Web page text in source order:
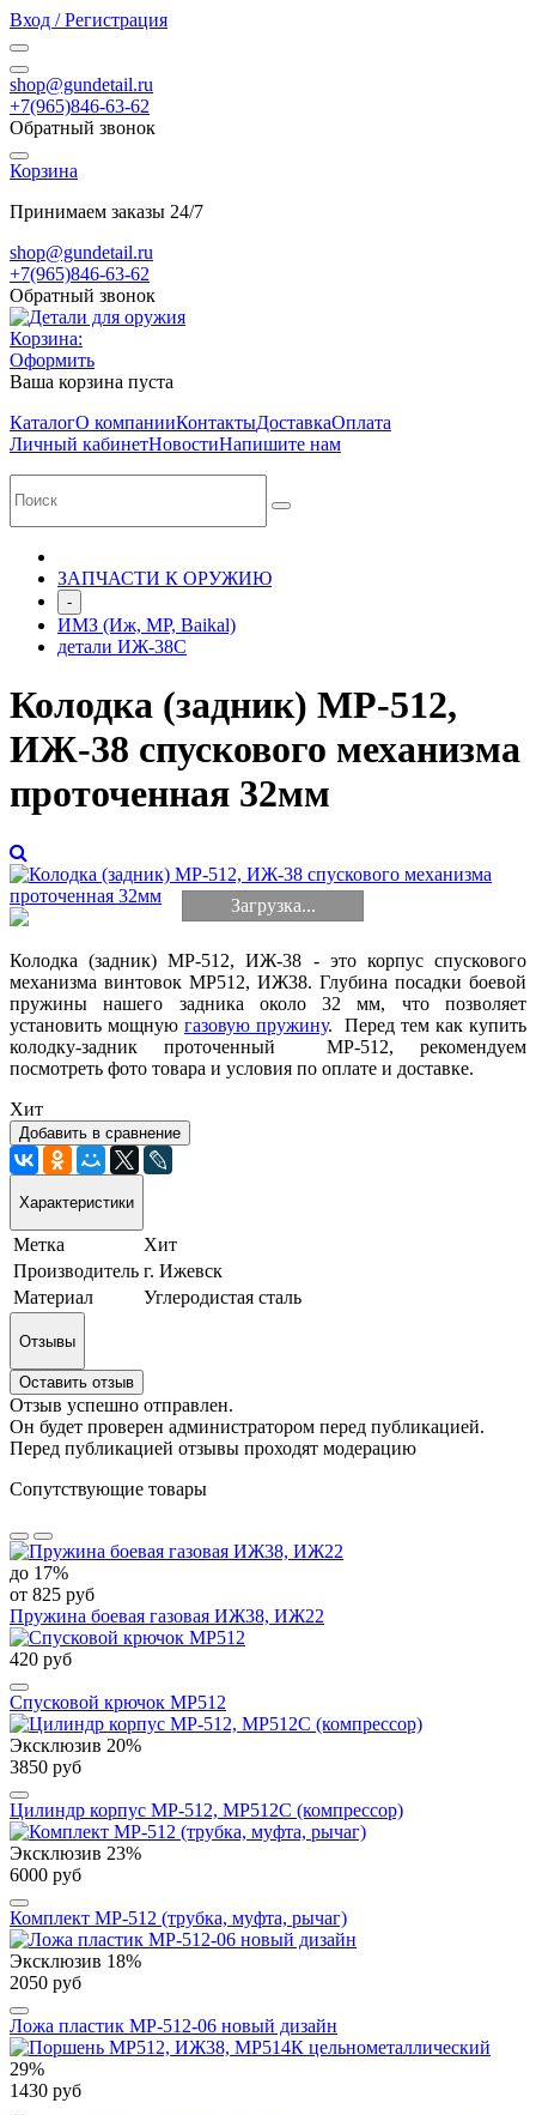
Вход / Регистрация
shop@gundetail.ru
+7(965)846-63-62
Обратный звонок
Корзина
Принимаем заказы 24/7
shop@gundetail.ru
+7(965)846-63-62
Обратный звонок
Корзина:
Оформить
Ваша корзина пуста
КаталогО компанииКонтактыДоставкаОплата
Личный кабинетНовостиНапишите нам
ЗАПЧАСТИ К ОРУЖИЮ
-
ИМЗ (Иж, МР, Baikal)
детали ИЖ-38С
Колодка (задник) МР-512,
ИЖ-38 спускового механизма
проточенная 32мм
Загрузка...
Колодка (задник) МР-512, ИЖ-38 - это корпус спускового
механизма винтовок МР512, ИЖ38. Глубина посадки боевой
пружины нашего задника около 32 мм, что позволяет
установить мощную газовую пружину. Перед тем как купить
колодку-задник проточенныйМР-512, рекомендуем
посмотреть фото товара и условия по оплате и доставке.
Хит
Добавить в сравнение
Характеристики
Метка
Хит
Производитель г. Ижевск
Материал
Углеродистая сталь
Отзывы
Оставить отзыв
Отзыв успешно отправлен.
Он будет проверен администратором перед публикацией.
Перед публикацией отзывы проходят модерацию
Сопутствующие товары
до 17%
от 825 руб
Пружина боевая газовая ИЖ38, ИЖ22
420 руб
Спусковой крючок МР512
Эксклюзив 20%
3850 руб
Цилиндр корпус МР-512, МР512С (компрессор)
Эксклюзив 23%
6000 руб
Комплект МР-512 (трубка, муфта, рычаг)
Эксклюзив 18%
2050 руб
Ложа пластик МР-512-06 новый дизайн
29%
1430 руб